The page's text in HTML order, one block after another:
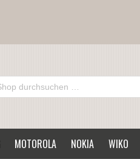
MOTOROLA NOKIA WIKO